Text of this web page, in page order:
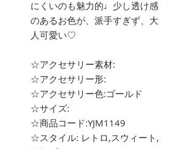
にくいのも魅力的♩少し透け感
のあるお色が、派手すぎず、大
人可愛い♡
☆アクセサリー素材:
☆アクセサリー形:
☆アクセサリー色:ゴールド
☆サイズ:
☆商品コード:YJM1149
☆スタイル: レトロ,スウィート,